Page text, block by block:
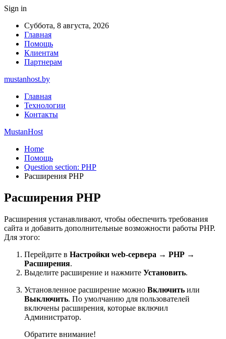
Sign in
Суббота, 8 августа, 2026
Главная
Помощь
Клиентам
Партнерам
mustanhost.by
Главная
Технологии
Контакты
MustanHost
Home
Помощь
Question section: PHP
Расширения PHP
Расширения PHP
Расширения устанавливают, чтобы обеспечить требования
сайта и добавить дополнительные возможности работы PHP.
Для этого:
Перейдите в Настройки web-сервера → PHP →
Расширения.
Выделите расширение и нажмите Установить.
Установленное расширение можно Включить или
Выключить. По умолчанию для пользователей
включены расширения, которые включил
Администратор.
Обратите внимание!